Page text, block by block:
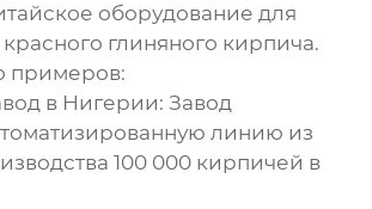
оборудование для
красного глиняного кирпича.
примеров:
в Нигерии: Завод
линию из
100 000 кирпичей в